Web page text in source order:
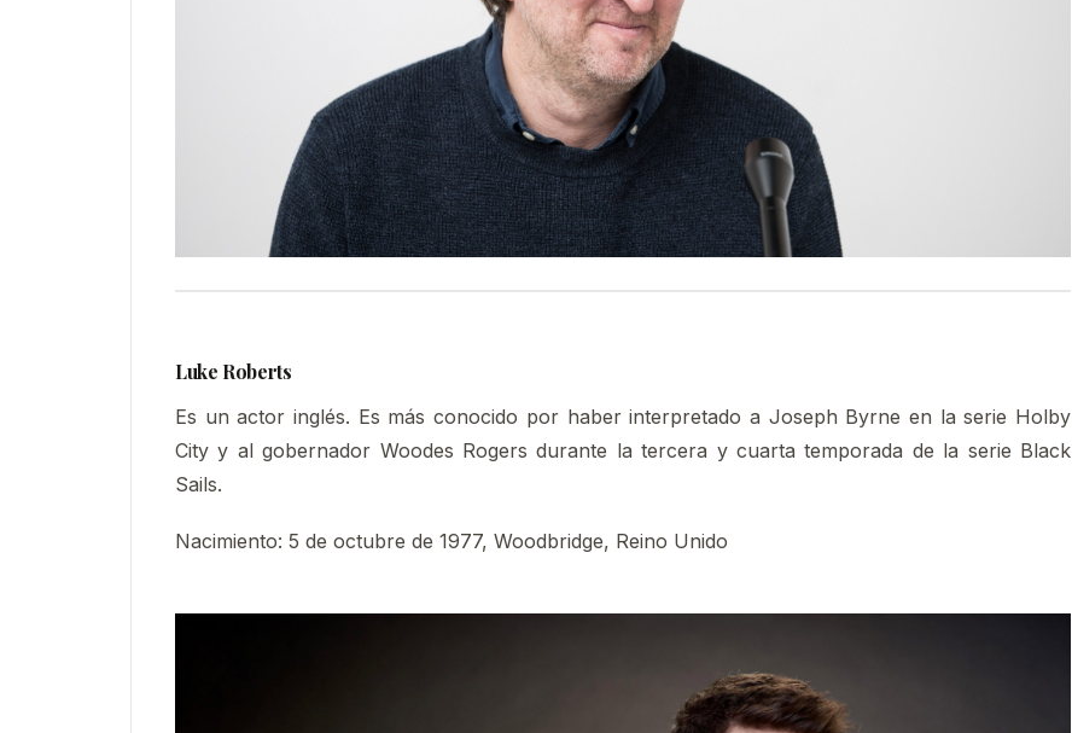
Luke Roberts
Es un actor inglés. Es más conocido por haber interpretado a Joseph Byrne en la serie Holby
City y al gobernador Woodes Rogers durante la tercera y cuarta temporada de la serie Black
Sails.
Nacimiento: 5 de octubre de 1977, Woodbridge, Reino Unido